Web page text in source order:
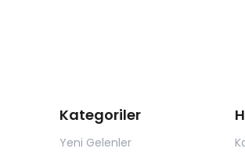
Kategoriler
Yeni Gelenler